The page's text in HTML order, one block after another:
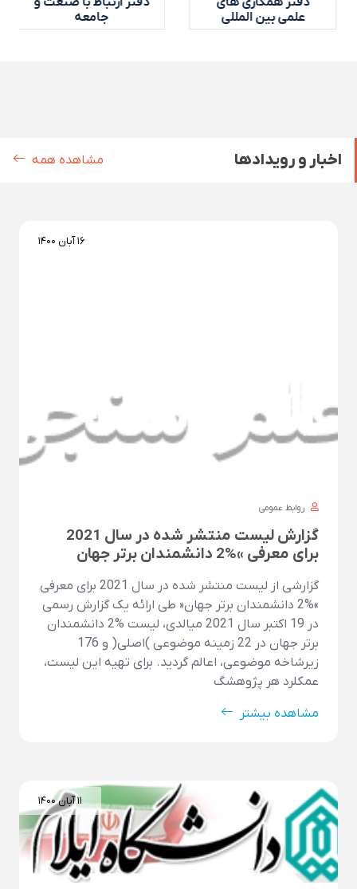
علمی بین المللی
اخبار و رویدادها مشاهده همه
۱۶ آبان ۱۴۰۰
روابط عمومی
گزارش لیست منتشر شده در سال 2021
برای معرفی »%2 دانشمندان برتر جهان
گزارشی از لیست منتشر شده در سال 2021 برای معرفی
»%2 دانشمندان برتر جهان« طی ارائه یک گزارش رسمی
در 19 اکتبر سال 2021 میالدی، لیست %2 دانشمندان
برتر جهان در 22 زمینه موضوعی )اصلی( و 176
زیرشاخه موضوعی، اعالم گردید. برای تهیه این لیست،
عمکلرد هر پژوهشگ
مشاهده بیشتر
۱۱ آبان ۱۴۰۰